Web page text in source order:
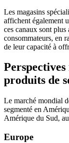
Les magasins
affichent également
ces canaux sont plus
consommateurs, en
de leur capacité à
produits de
Le marché mondial
segmenté en
Amérique du Sud,
Europe